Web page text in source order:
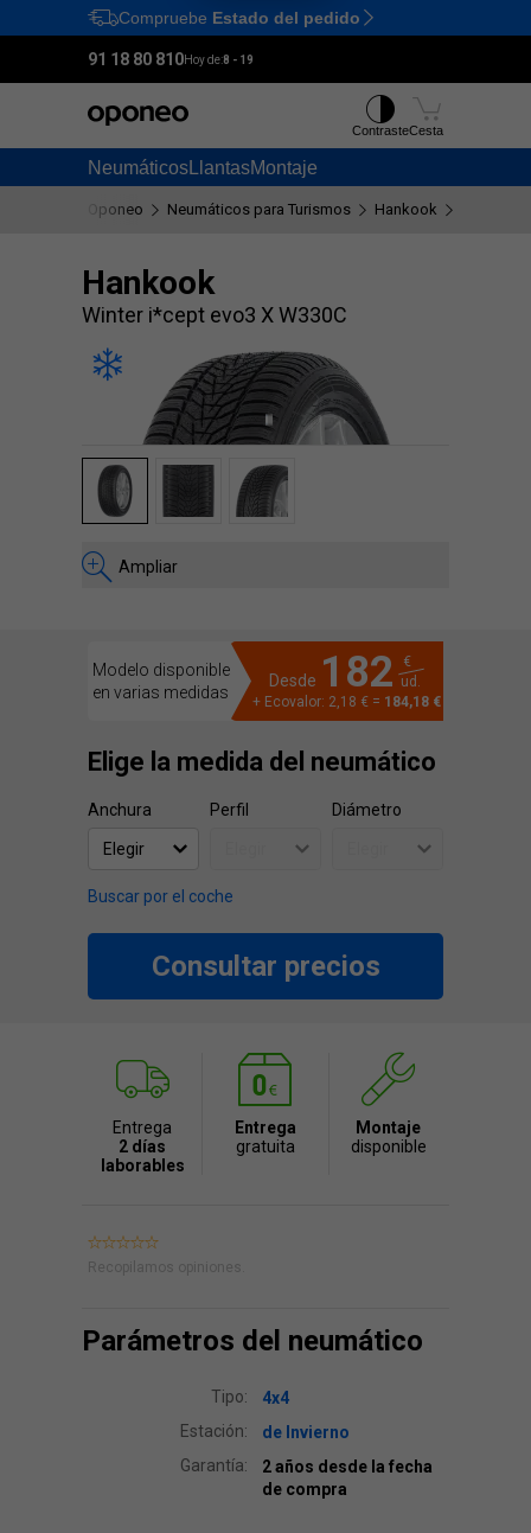
Ctrl M
Compruebe Estado del pedido
91 18 80 810Hoy de:8 - 19
Neumáticos LlantasMontaje
ContrasteCesta
Oponeo Neumáticos para Turismos Hankook
Hankook
Winter i*cept evo3 X W330C
Ampliar
Modelo disponible
en varias medidas
Desde 182
€
ud.
+ Ecovalor: 2,18 € = 184,18 €
Elige la medida del neumático
Anchura Perfil Diámetro
Buscar por el coche
Consultar precios
Entrega
2 días
laborables
Entrega
gratuita
Montaje
disponible
Recopilamos opiniones.
Parámetros del neumático
Tipo:
4x4
Estación:
de Invierno
Garantía:
2 años desde la fecha
de compra